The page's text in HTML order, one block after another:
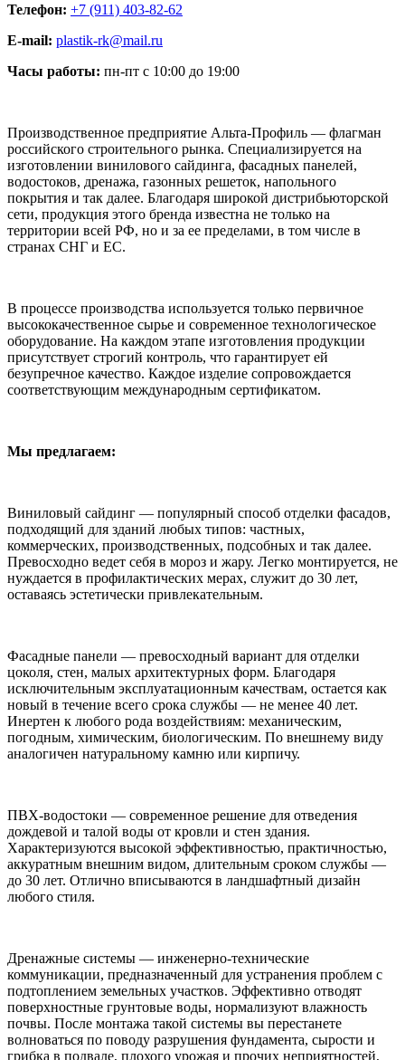
Телефон: +7 (911) 403-82-62
E-mail: plastik-rk@mail.ru
Часы работы: пн-пт с 10:00 до 19:00
Производственное предприятие Альта-Профиль — флагман
российского строительного рынка. Специализируется на
изготовлении винилового сайдинга, фасадных панелей,
водостоков, дренажа, газонных решеток, напольного
покрытия и так далее. Благодаря широкой дистрибьюторской
сети, продукция этого бренда известна не только на
территории всей РФ, но и за ее пределами, в том числе в
странах СНГ и ЕС.
В процессе производства используется только первичное
высококачественное сырье и современное технологическое
оборудование. На каждом этапе изготовления продукции
присутствует строгий контроль, что гарантирует ей
безупречное качество. Каждое изделие сопровождается
соответствующим международным сертификатом.
Мы предлагаем:
Виниловый сайдинг — популярный способ отделки фасадов,
подходящий для зданий любых типов: частных,
коммерческих, производственных, подсобных и так далее.
Превосходно ведет себя в мороз и жару. Легко монтируется, не
нуждается в профилактических мерах, служит до 30 лет,
оставаясь эстетически привлекательным.
Фасадные панели — превосходный вариант для отделки
цоколя, стен, малых архитектурных форм. Благодаря
исключительным эксплуатационным качествам, остается как
новый в течение всего срока службы — не менее 40 лет.
Инертен к любого рода воздействиям: механическим,
погодным, химическим, биологическим. По внешнему виду
аналогичен натуральному камню или кирпичу.
ПВХ-водостоки — современное решение для отведения
дождевой и талой воды от кровли и стен здания.
Характеризуются высокой эффективностью, практичностью,
аккуратным внешним видом, длительным сроком службы —
до 30 лет. Отлично вписываются в ландшафтный дизайн
любого стиля.
Дренажные системы — инженерно-технические
коммуникации, предназначенный для устранения проблем с
подтоплением земельных участков. Эффективно отводят
поверхностные грунтовые воды, нормализуют влажность
почвы. После монтажа такой системы вы перестанете
волноваться по поводу разрушения фундамента, сырости и
грибка в подвале, плохого урожая и прочих неприятностей,